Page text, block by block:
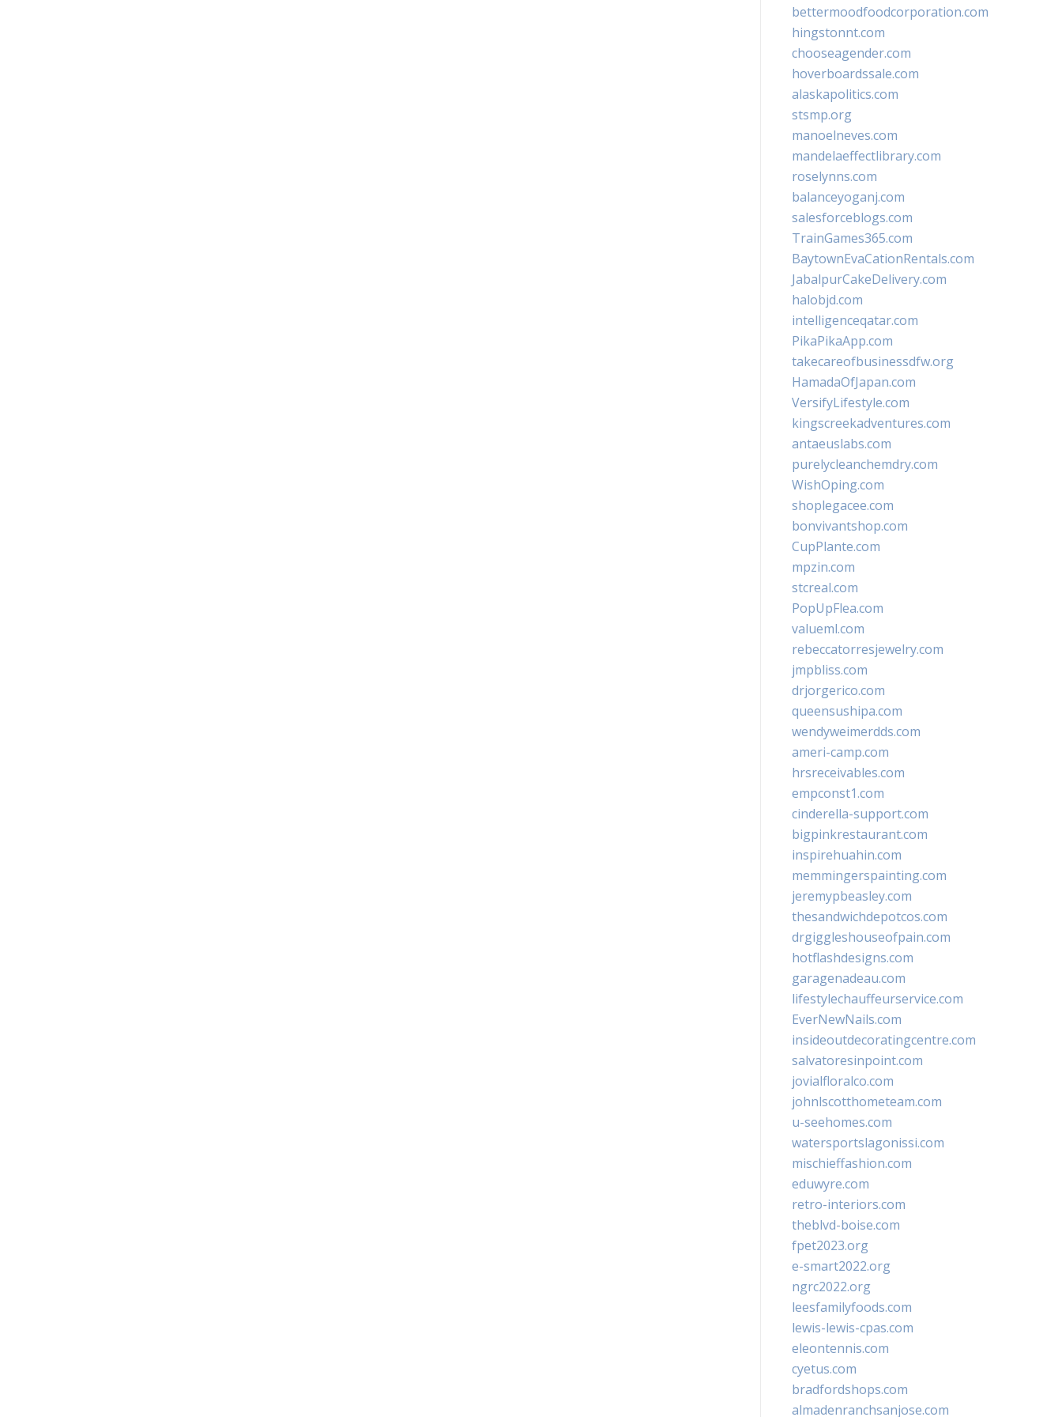
bettermoodfoodcorporation.com
hingstonnt.com
chooseagender.com
hoverboardssale.com
alaskapolitics.com
stsmp.org
manoelneves.com
mandelaeffectlibrary.com
roselynns.com
balanceyoganj.com
salesforceblogs.com
TrainGames365.com
BaytownEvaCationRentals.com
JabalpurCakeDelivery.com
halobjd.com
intelligenceqatar.com
PikaPikaApp.com
takecareofbusinessdfw.org
HamadaOfJapan.com
VersifyLifestyle.com
kingscreekadventures.com
antaeuslabs.com
purelycleanchemdry.com
WishOping.com
shoplegacee.com
bonvivantshop.com
CupPlante.com
mpzin.com
stcreal.com
PopUpFlea.com
valueml.com
rebeccatorresjewelry.com
jmpbliss.com
drjorgerico.com
queensushipa.com
wendyweimerdds.com
ameri-camp.com
hrsreceivables.com
empconst1.com
cinderella-support.com
bigpinkrestaurant.com
inspirehuahin.com
memmingerspainting.com
jeremypbeasley.com
thesandwichdepotcos.com
drgiggleshouseofpain.com
hotflashdesigns.com
garagenadeau.com
lifestylechauffeurservice.com
EverNewNails.com
insideoutdecoratingcentre.com
salvatoresinpoint.com
jovialfloralco.com
johnlscotthometeam.com
u-seehomes.com
watersportslagonissi.com
mischieffashion.com
eduwyre.com
retro-interiors.com
theblvd-boise.com
fpet2023.org
e-smart2022.org
ngrc2022.org
leesfamilyfoods.com
lewis-lewis-cpas.com
eleontennis.com
cyetus.com
bradfordshops.com
almadenranchsanjose.com